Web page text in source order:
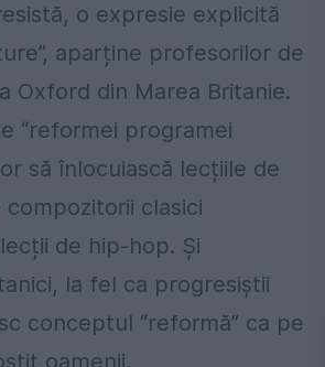
o expresie explicită
aparține profesorilor de
Oxford din Marea Britanie.
“reformei programei
să înlocuiască lecțiile de
clasici
de hip-hop. Și
la fel ca progresiștii
conceptul “reformă” ca pe
oamenii.